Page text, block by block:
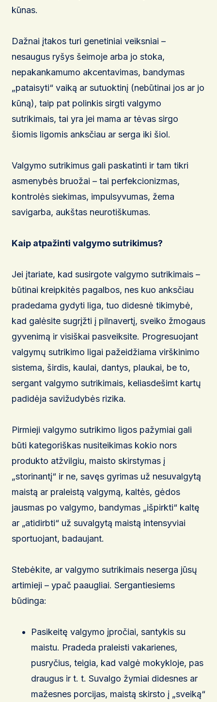
kūnas.
Dažnai įtakos turi genetiniai veiksniai –
nesaugus ryšys šeimoje arba jo stoka,
nepakankamumo akcentavimas, bandymas
„pataisyti“ vaiką ar sutuoktinį (nebūtinai jos ar jo
kūną), taip pat polinkis sirgti valgymo
sutrikimais, tai yra jei mama ar tėvas sirgo
šiomis ligomis anksčiau ar serga iki šiol.
Valgymo sutrikimus gali paskatinti ir tam tikri
asmenybės bruožai – tai perfekcionizmas,
kontrolės siekimas, impulsyvumas, žema
savigarba, aukštas neurotiškumas.
Kaip atpažinti valgymo sutrikimus?
Jei įtariate, kad susirgote valgymo sutrikimais –
būtinai kreipkitės pagalbos, nes kuo anksčiau
pradedama gydyti liga, tuo didesnė tikimybė,
kad galėsite sugrįžti į pilnavertį, sveiko žmogaus
gyvenimą ir visiškai pasveiksite. Progresuojant
valgymų sutrikimo ligai pažeidžiama virškinimo
sistema, širdis, kaulai, dantys, plaukai, be to,
sergant valgymo sutrikimais, keliasdešimt kartų
padidėja savižudybės rizika.
Pirmieji valgymo sutrikimo ligos pažymiai gali
būti kategoriškas nusiteikimas kokio nors
produkto atžvilgiu, maisto skirstymas į
„storinantį“ ir ne, savęs gyrimas už nesuvalgytą
maistą ar praleistą valgymą, kaltės, gėdos
jausmas po valgymo, bandymas „išpirkti“ kaltę
ar „atidirbti“ už suvalgytą maistą intensyviai
sportuojant, badaujant.
Stebėkite, ar valgymo sutrikimais neserga jūsų
artimieji – ypač paaugliai. Sergantiesiems
būdinga:
Pasikeitę valgymo įpročiai, santykis su
maistu. Pradeda praleisti vakarienes,
pusryčius, teigia, kad valgė mokykloje, pas
draugus ir t. t. Suvalgo žymiai didesnes ar
mažesnes porcijas, maistą skirsto į „sveiką“